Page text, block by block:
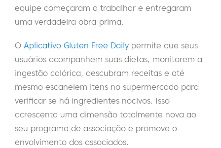
equipe começaram a trabalhar e entregaram
uma verdadeira obra-prima.
O Aplicativo Gluten Free Daily permite que seus
usuários acompanhem suas dietas, monitorem a
ingestão calórica, descubram receitas e até
mesmo escaneiem itens no supermercado para
verificar se há ingredientes nocivos. Isso
acrescenta uma dimensão totalmente nova ao
seu programa de associação e promove o
envolvimento dos associados.